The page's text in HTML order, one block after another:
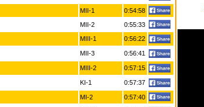
MII-1
0:54:58
MII-2
0:55:33
MIII-1 0:56:22
MII-3 0:56:41
MIII-2 0:57:15
KI-1 0:57:37
MI-2
0:57:40